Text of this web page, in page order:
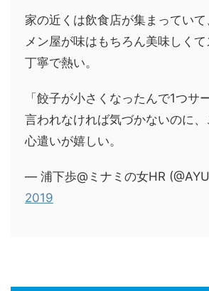
家の近くは飲食店が集まってい
メン屋が味はもちろん美味しく
丁寧で熱い。
「餃子が小さくなったんで1つサ
言われなければ気づかないのに
心遣いが嬉しい。
— 浦下歩@ミナミの女HR
2019